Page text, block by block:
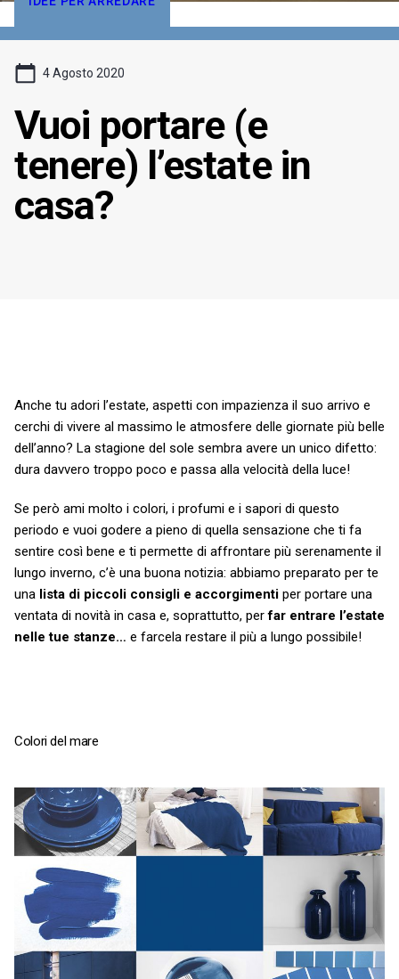
4 Agosto 2020
Vuoi portare (e
tenere) l’estate in
casa?
Anche tu adori l’estate, aspetti con impazienza il suo arrivo e
cerchi di vivere al massimo le atmosfere delle giornate più belle
dell’anno? La stagione del sole sembra avere un unico difetto:
dura davvero troppo poco e passa alla velocità della luce!
Se però ami molto i colori, i profumi e i sapori di questo
periodo e vuoi godere a pieno di quella sensazione che ti fa
sentire così bene e ti permette di affrontare più serenamente il
lungo inverno, c’è una buona notizia: abbiamo preparato per te
una lista di piccoli consigli e accorgimenti per portare una
ventata di novità in casa e, soprattutto, perfar entrare l’estate
nelle tue stanze… e farcela restare il più a lungo possibile!
Colori del mare